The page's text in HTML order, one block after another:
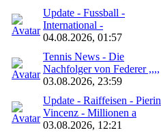
Update - Fussball -
International -
04.08.2026, 01:57
Tennis News - Die
Nachfolger von Federer ,,,,
03.08.2026, 23:59
Update - Raiffeisen - Pierin
Vincenz - Millionen a
03.08.2026, 12:21